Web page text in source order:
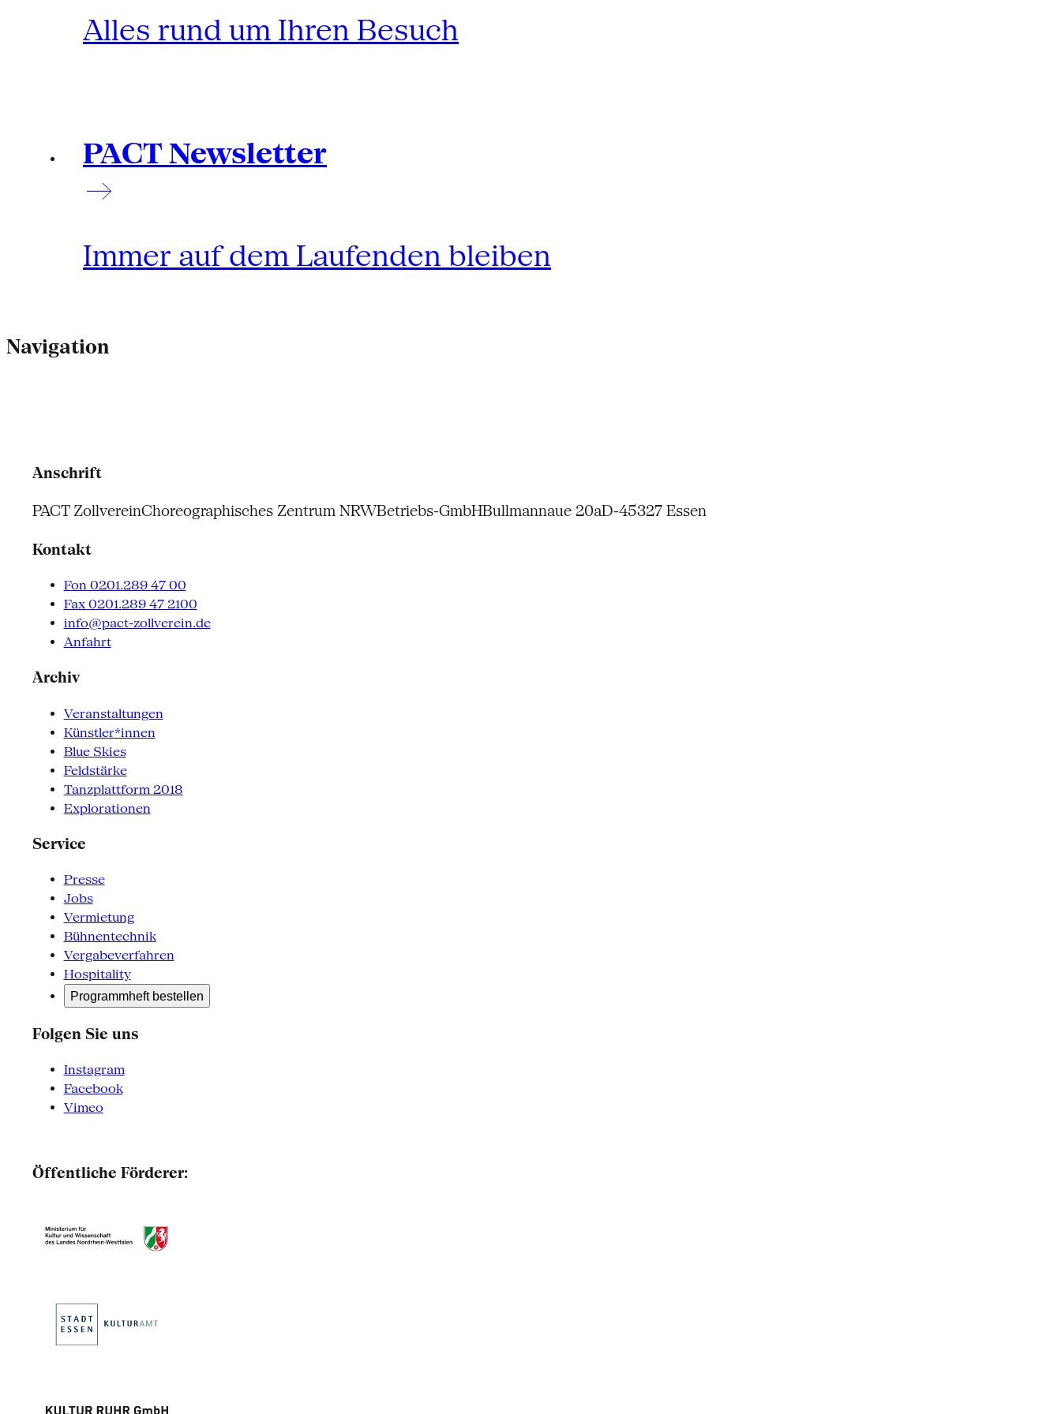
Alles rund um Ihren Besuch
PACT Newsletter
Immer auf dem Laufenden bleiben
Navigation
Anschrift
PACT ZollvereinChoreographisches Zentrum NRWBetriebs-GmbHBullmannaue 20aD-45327 Essen
Kontakt
Fon 0201.289 47 00
Fax 0201.289 47 2100
info@pact-zollverein.de
Anfahrt
Archiv
Veranstaltungen
Künstler*innen
Blue Skies
Feldstärke
Tanzplattform 2018
Explorationen
Service
Presse
Jobs
Vermietung
Bühnentechnik
Vergabeverfahren
Hospitality
Programmheft bestellen
Folgen Sie uns
Instagram
Facebook
Vimeo
Öffentliche Förderer: